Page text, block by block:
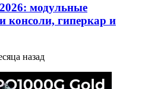
модульные
консоли, гиперкар и
назад